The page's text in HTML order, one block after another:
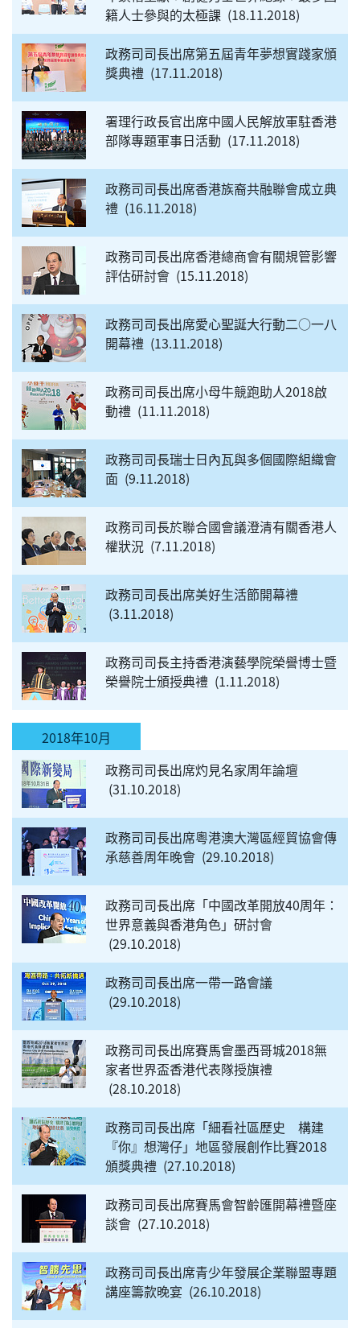
籍人士參與的太極課 18.11.2018
政務司司長出席第五屆青年夢想實踐家頒
獎典禮 17.11.2018
署理行政長官出席中國人民解放軍駐香港
部隊專題軍事日活動
17.11.2018
政務司司長出席香港族裔共融聯會成立典
禮 16.11.2018
政務司司長出席香港總商會有關規管影響
評估研討會 15.11.2018
政務司司長出席愛心聖誕大行動二○一八
開幕禮 13.11.2018
政務司司長出席小母牛競跑助人2018啟
動禮 11.11.2018
政務司司長瑞士日內瓦與多個國際組織會
面 9.11.2018
政務司司長於聯合國會議澄清有關香港人
權狀況 7.11.2018
政務司司長出席美好生活節開幕禮
3.11.2018
政務司司長主持香港演藝學院榮譽博士暨
榮譽院士頒授典禮 1.11.2018
2018年10月
政務司司長出席灼見名家周年論壇
31.10.2018
政務司司長出席粵港澳大灣區經貿協會傳
承慈善周年晚會 29.10.2018
政務司司長出席「中國改革開放40周年：
世界意義與香港角色」研討會
29.10.2018
政務司司長出席一帶一路會議
29.10.2018
政務司司長出席賽馬會墨西哥城2018無
家者世界盃香港代表隊授旗禮
28.10.2018
政務司司長出席「細看社區歷史 構建
『你』想灣仔」地區發展創作比賽2018
頒獎典禮 27.10.2018
政務司司長出席賽馬會智齡匯開幕禮暨座
談會 27.10.2018
政務司司長出席青少年發展企業聯盟專題
講座籌款晚宴 26.10.2018